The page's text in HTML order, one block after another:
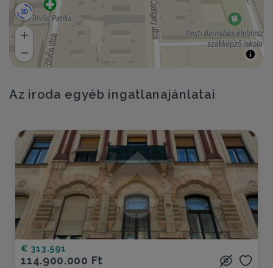
Az iroda egyéb ingatlanajánlatai
€ 313.591
114.900.000 Ft